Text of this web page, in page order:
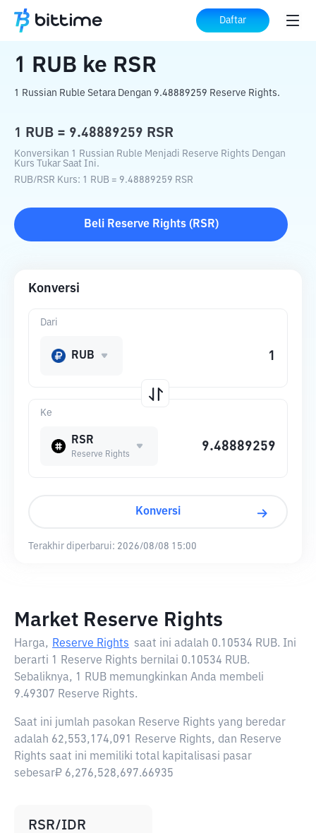
Daftar
Beranda Konverter Kripto ke RSR
1 RUB ke RSR
1 Russian Ruble Setara Dengan 9.48889259 Reserve Rights.
1 RUB = 9.48889259 RSR
Konversikan 1 Russian Ruble Menjadi Reserve Rights Dengan
Kurs Tukar Saat Ini.
RUB/RSR Kurs: 1 RUB = 9.48889259 RSR
Beli Reserve Rights( RSR)
Konversi
Ke
RSR
Reserve Rights
Dari
RUB
Konversi
Terakhir diperbarui: 2026/08/08 15:00
Market Reserve Rights
Harga, Reserve Rights saat ini adalah 0.10534 RUB. Ini
berarti 1 Reserve Rights bernilai 0.10534 RUB.
Sebaliknya, 1 RUB memungkinkan Anda membeli
9.49307 Reserve Rights.
Saat ini jumlah pasokan Reserve Rights yang beredar
adalah 62,553,174,091 Reserve Rights, dan Reserve
Rights saat ini memiliki total kapitalisasi pasar
sebesar₽ 6,276,528,697.66935
RSR/IDR